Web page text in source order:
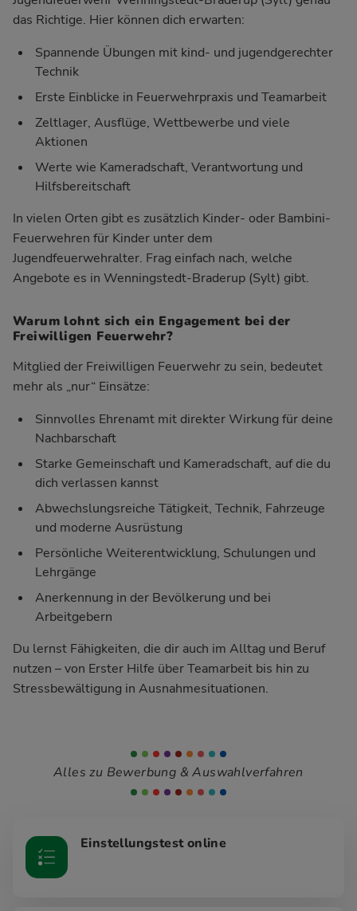
das Richtige. Hier können dich erwarten:
Spannende Übungen mit kind- und jugendgerechter
Technik
Erste Einblicke in Feuerwehrpraxis und Teamarbeit
Zeltlager, Ausflüge, Wettbewerbe und viele
Aktionen
Werte wie Kameradschaft, Verantwortung und
Hilfsbereitschaft
In vielen Orten gibt es zusätzlich Kinder- oder Bambini-
Feuerwehren für Kinder unter dem
Jugendfeuerwehralter. Frag einfach nach, welche
Angebote es in Wenningstedt-Braderup (Sylt) gibt.
Warum lohnt sich ein Engagement bei der
Freiwilligen Feuerwehr?
Mitglied der Freiwilligen Feuerwehr zu sein, bedeutet
mehr als „nur“ Einsätze:
Sinnvolles Ehrenamt mit direkter Wirkung für deine
Nachbarschaft
Starke Gemeinschaft und Kameradschaft, auf die du
dich verlassen kannst
Abwechslungsreiche Tätigkeit, Technik, Fahrzeuge
und moderne Ausrüstung
Persönliche Weiterentwicklung, Schulungen und
Lehrgänge
Anerkennung in der Bevölkerung und bei
Arbeitgebern
Du lernst Fähigkeiten, die dir auch im Alltag und Beruf
nutzen – von Erster Hilfe über Teamarbeit bis hin zu
Stressbewältigung in Ausnahmesituationen.
Alles zu Bewerbung & Auswahlverfahren
Einstellungstest online